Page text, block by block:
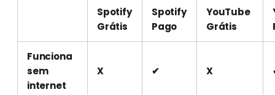
Spotify
Grátis
Spotify
Pago
YouTube
Grátis
Funciona
sem
internet
X ✔ X